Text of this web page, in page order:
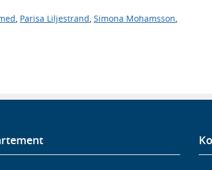
Parisa Liljestrand Simona Mohamsson